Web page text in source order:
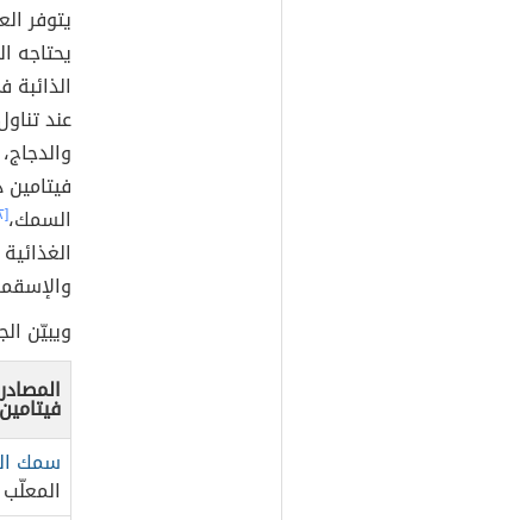
يتوفر
يحتاجه
عند
والدجاج،
السمك،[١٢]
ويبيّن
سمك
المعلّب